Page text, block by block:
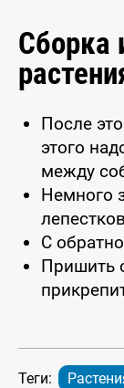
Сборка
После
этого
между
Немного
С
Пришить
Теги: